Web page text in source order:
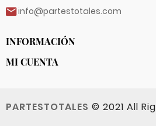
info@partestotales.com
INFORMACIÓN
MI CUENTA
PARTESTOTALES © 2021 All